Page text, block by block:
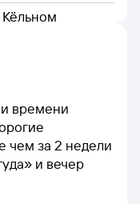
и времени
чем за 2 недели
и вечер